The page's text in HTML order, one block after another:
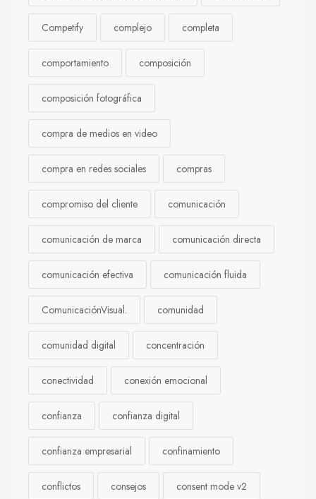
Competify complejo completa
comportamiento composición
composición fotográfica
compra de medios en video
compra en redes sociales compras
compromiso del cliente comunicación
comunicación de marca comunicación directa
comunicación efectiva comunicación fluida
ComunicaciónVisual. comunidad
comunidad digital concentración
conectividad conexión emocional
confianza confianza digital
confianza empresarial confinamiento
conflictos consejos consent mode v2